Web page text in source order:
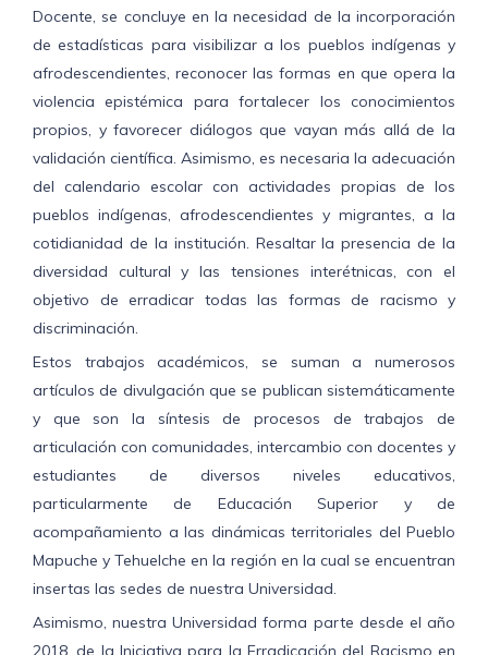
Docente, se concluye en la necesidad de la incorporación
de estadísticas para visibilizar a los pueblos indígenas y
afrodescendientes, reconocer las formas en que opera la
violencia epistémica para fortalecer los conocimientos
propios, y favorecer diálogos que vayan más allá de la
validación científica. Asimismo, es necesaria la adecuación
del calendario escolar con actividades propias de los
pueblos indígenas, afrodescendientes y migrantes, a la
cotidianidad de la institución. Resaltar la presencia de la
diversidad cultural y las tensiones interétnicas, con el
objetivo de erradicar todas las formas de racismo y
discriminación.
Estos trabajos académicos, se suman a numerosos
artículos de divulgación que se publican sistemáticamente
y que son la síntesis de procesos de trabajos de
articulación con comunidades, intercambio con docentes y
estudiantes de diversos niveles educativos,
particularmente de Educación Superior y de
acompañamiento a las dinámicas territoriales del Pueblo
Mapuche y Tehuelche en la región en la cual se encuentran
insertas las sedes de nuestra Universidad.
Asimismo, nuestra Universidad forma parte desde el año
2018, de la Iniciativa para la Erradicación del Racismo en